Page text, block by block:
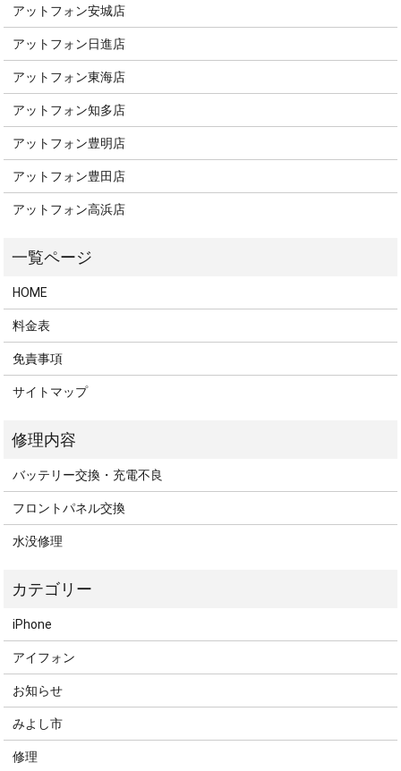
アットフォン安城店
アットフォン日進店
アットフォン東海店
アットフォン知多店
アットフォン豊明店
アットフォン豊田店
アットフォン高浜店
HOME
料金表
免責事項
サイトマップ
バッテリー交換・充電不良
フロントパネル交換
水没修理
iPhone
アイフォン
お知らせ
みよし市
修理